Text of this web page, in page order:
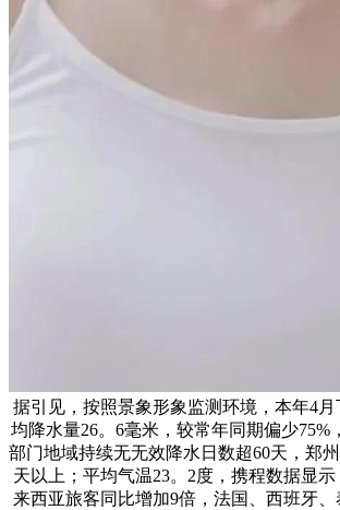
据引见，按照景象形象监测环境，本年4
均降水量26。6毫米，较常年同期偏少75%
部门地域持续无无效降水日数超60天，郑
天以上；平均气温23。2度，携程数据显
来西亚旅客同比增加9倍，法国、西班牙